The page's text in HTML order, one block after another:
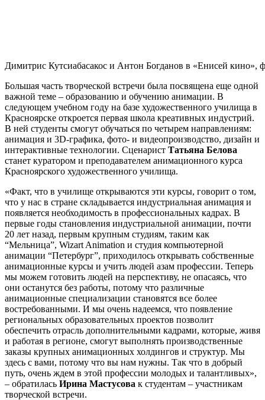
Димитрис Кутсиабасакос и Антон Богданов в «Енисей кино»,
Большая часть творческой встречи была посвящена еще одной
важной теме – образованию и обучению анимации. В
следующем учебном году на базе художественного училища в
Красноярске откроется первая школа креативных индустрий.
В ней студенты смогут обучаться по четырем направлениям:
анимация и 3D-графика, фото- и видеопроизводство, дизайн и
интерактивные технологии. Сценарист Татьяна Белова
станет куратором и преподавателем анимационного курса
Красноярского художественного училища.
«Факт, что в училище открываются эти курсы, говорит о том,
что у нас в стране складывается индустриальная анимация и
появляется необходимость в профессиональных кадрах. В
первые годы становления индустриальной анимации, почти
20 лет назад, первым крупным студиям, таким как
“Мельница”, Wizart Animation и студия компьютерной
анимации “Петербург”, приходилось открывать собственные
анимационные курсы и учить людей азам профессии. Теперь
мы можем готовить людей на перспективу, не опасаясь, что
они останутся без работы, потому что различные
анимационные специализации становятся все более
востребованными. И мы очень надеемся, что появление
региональных образовательных проектов позволит
обеспечить отрасль дополнительными кадрами, которые, живя
и работая в регионе, смогут выполнять производственные
заказы крупных анимационных холдингов и структур. Мы
здесь с вами, потому что вы нам нужны. Так что в добрый
путь, очень ждем в этой профессии молодых и талантливых»,
– обратилась Ирина Мастусова к студентам – участникам
творческой встречи.